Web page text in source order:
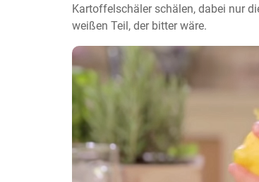
Kartoffelschäler schälen, dabei nur
weißen Teil, der bitter wäre.